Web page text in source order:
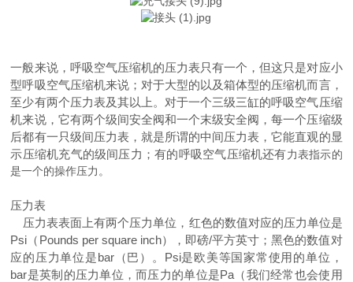
一般来说，呼吸空气压缩机的压力表只有一个，但这只是对应小
型呼吸空气压缩机来说；对于大型的以及箱体型的压缩机而言，
至少有两个压力表及其以上。对于一个三级三缸的呼吸空气压缩
机来说，它有两个级间安全阀和一个末级安全阀，每一个压缩级
后都有一只级间压力表，就是所谓的中间压力表，它能直观的显
示压缩机充气的级间压力；有的呼吸空气压缩机还有力表指示的
是一个的操作压力。
压力表
压力表表面上有两个压力单位，红色的数值对应的压力单位是
Psi（Pounds per square inch），即磅/平方英寸；黑色的数值对
应的压力单位是bar（巴）。Psi是欧美等国家常使用的单位，
bar是英制的压力单位，而压力的单位是Pa（我们经常也会使用